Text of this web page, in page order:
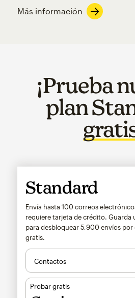
Más información
¡Prueba
plan
Standard
Envía hasta 100 correos
requiere tarjeta de crédito. Guarda
para desbloquear5,900 envíos por
gratis.
Contactos
Probar gratis